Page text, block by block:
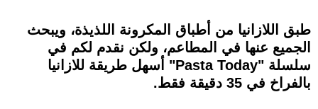
طبق اللازانيا من أطباق المكرونة اللذيذة، ويبحث
الجميع عنها في المطاعم، ولكن نقدم لكم في
سلسلة "Pasta Today" أسهل طريقة للازانيا
بالفراخ في 35 دقيقة فقط.